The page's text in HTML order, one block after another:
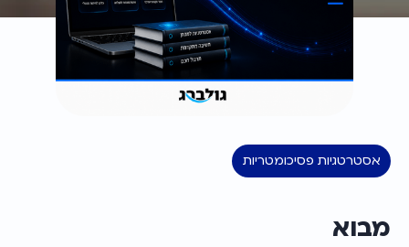
אסטרטגיות פסיכומטריות
מבוא